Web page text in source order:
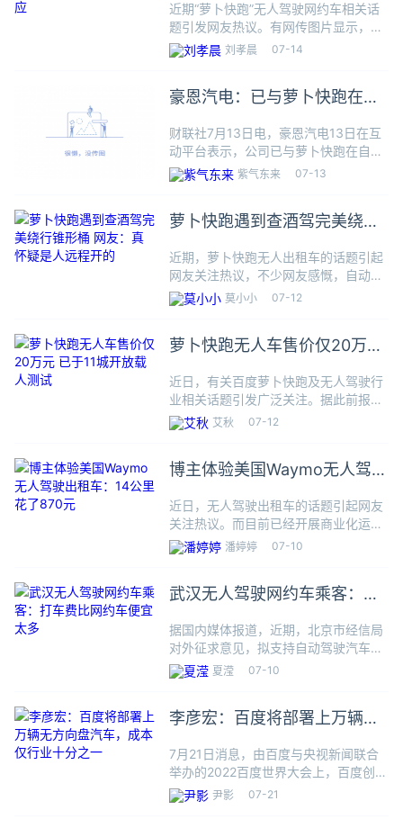
近期“萝卜快跑”无人驾驶网约车相关话
题引发网友热议。有网传图片显示，萝
卜快跑机器人智控中心，有真人坐在带
有方向盘的屏幕前，有网友认为所谓的
公室了。据凤凰网科技报道，今
刘孝晨 07-14
豪恩汽电：已与萝卜快跑在自
达成配套合作
财联社7月13日电，豪恩汽电13日在互
动平台表示，公司已与萝卜快跑在自动
泊车、超声波雷达等产品上达成配套合
作，将于今年量产。
紫气东来 07-13
萝卜快跑遇到查酒驾完美绕行
开的
近期，萝卜快跑无人出租车的话题引起
网友关注热议，不少网友感慨，自动驾
驶已经于网约车的形式，率先来到我们
生活中。日前，有网友分享了一次搭乘
的这辆萝卜快跑无人出租车，看到
莫小小 07-12
萝卜快跑无人车售价仅20万元
近日，有关百度萝卜快跑及无人驾驶行
业相关话题引发广泛关注。据此前报
道，搭载百度Apollo第六代智能化系统
解决方案的萝卜快跑第六代无人车，整
格仅需20.46万元。据
艾秋 07-12
博主体验美国Waymo无人驾驶
近日，无人驾驶出租车的话题引起网友
关注热议。而目前已经开展商业化运营
的企业，除了我们国内百度Apollo旗下
的“萝卜快跑”外，还有就是美国谷歌旗
他上周在美国体验
潘婷婷 07-10
武汉无人驾驶网约车乘客：打
据国内媒体报道，近期，北京市经信局
对外征求意见，拟支持自动驾驶汽车用
于城市公共电汽车客运、网约车、汽车
租赁等城市出行服务，此事引起网友关
驾驶出租车，已在武汉、广
夏滢 07-10
李彦宏：百度将部署上万辆无
之一
7月21日消息，由百度与央视新闻联合
举办的2022百度世界大会上，百度创始
人、董事长兼首席执行官李彦宏表示，
“未来打无人车，要比现在打车便宜一
尹影 07-21